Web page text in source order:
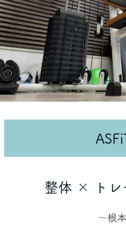
整体 × トレ
～根